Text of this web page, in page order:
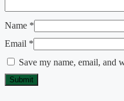
Name *
Email *
Save my name, email, and